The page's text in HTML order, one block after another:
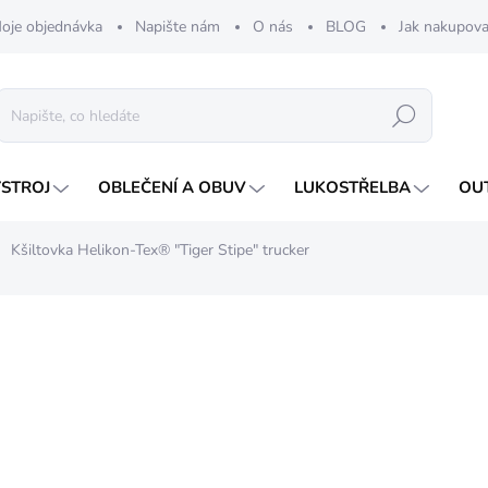
objednávka Napište nám O nás BLOG Jak
Hledat
OBLEČENÍ A OBUV LUKOSTŘELBA
Kšiltovka Helikon-Tex® "Tiger Stipe" trucker